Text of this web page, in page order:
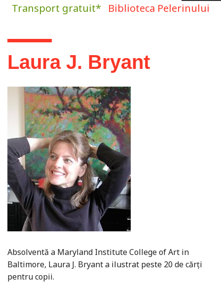
Transport gratuit* Biblioteca Pelerinului
Eşti aici
Laura J. Bryant
Absolventă a Maryland Institute College of Art in
Baltimore, Laura J. Bryant a ilustrat peste 20 de cărți
pentru copii.